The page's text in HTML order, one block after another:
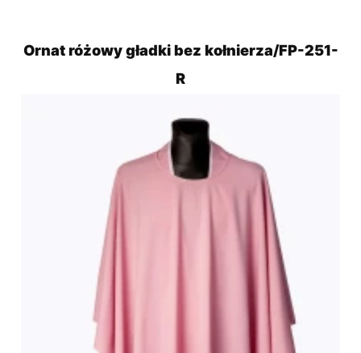
Ornat różowy gładki bez kołnierza/FP-251-
R